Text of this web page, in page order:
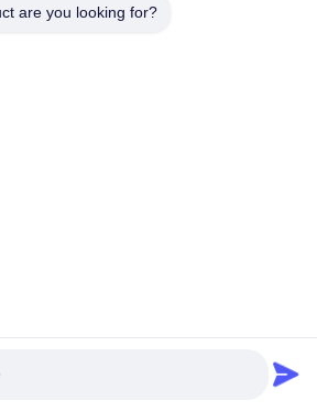
are you looking for?